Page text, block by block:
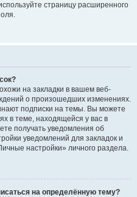
страницу расширенного
на закладки в вашем веб-
о произошедших изменениях.
подписки на темы. Вы можете
в теме, находящейся у вас в
получать уведомления об
уведомлений для закладок и
настройки» личного раздела.
на определённую тему?